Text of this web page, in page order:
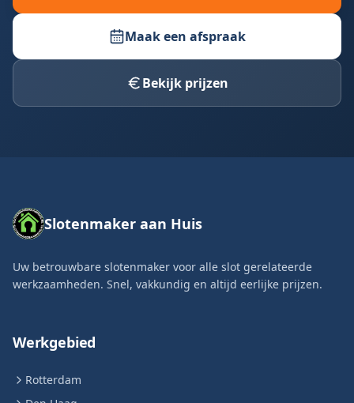
Maak een afspraak
Bekijk prijzen
Slotenmaker aan Huis
Uw betrouwbare slotenmaker voor alle slot gerelateerde
werkzaamheden. Snel, vakkundig en altijd eerlijke prijzen.
Werkgebied
Rotterdam